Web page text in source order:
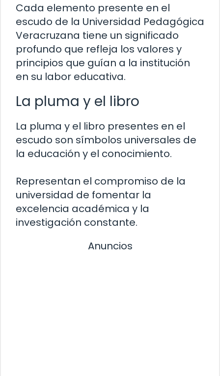
Cada elemento presente en el
escudo de la Universidad Pedagógica
Veracruzana tiene un significado
profundo que refleja los valores y
principios que guían a la institución
en su labor educativa.
La pluma y el libro
La pluma y el libro presentes en el
escudo son símbolos universales de
la educación y el conocimiento.
Representan el compromiso de la
universidad de fomentar la
excelencia académica y la
investigación constante.
Anuncios